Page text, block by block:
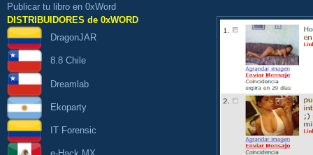
Publicar tu libro en 0xWord
DISTRIBUIDORES de 0xWORD
DragonJAR
8.8 Chile
Dreamlab
Ekoparty
IT Forensic